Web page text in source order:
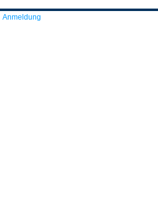
Anmeldung